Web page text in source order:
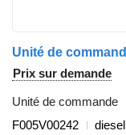
Prix sur demande
Unité de commande
F005V00242
diesel